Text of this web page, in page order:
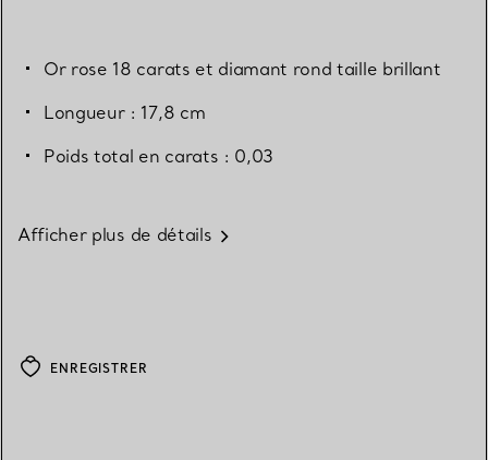
Or rose 18 carats et diamant rond taille brillant
Longueur : 17,8 cm
Poids total en carats : 0,03
Afficher plus de détails
ENREGISTRER